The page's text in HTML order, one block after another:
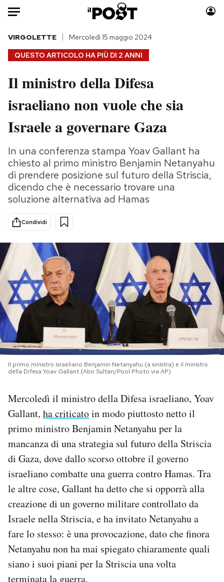
Auto
HOME
Italia
Politica
Tecnologia
Scienza
Cultura
Economia
Sport
Moda
Consumismi
Storie/Idee
Media
Europa
Altrecose
Mondiali calcio 2026
PODCAST
NEWSLETTER
I MIEI PREFERITI
SHOP
CALENDARIO
AREA PERSONALE
Area Personale
Newsletter
Notifiche mobile
Regala il Post
QUESTO ARTICOLO HA PIÙ DI 2 ANNI
VIRGOLETTE Mercoledì 15 maggio 2024
Il ministro della Difesa
israeliano non vuole che sia
Israele a governare Gaza
In una conferenza stampa Yoav Gallant ha
chiesto al primo ministro Benjamin Netanyahu
di prendere posizione sul futuro della Striscia,
dicendo che è necessario trovare una
soluzione alternativa ad Hamas
Condividi
Il primo ministro israeliano Benjamin Netanyahu (a sinistra) e il ministro
della Difesa Yoav Gallant (Abir Sultan/Pool Photo via AP)
Mercoledì il ministro della Difesa israeliano, Yoav
Gallant, ha criticatoin modo piuttosto netto il
primo ministro Benjamin Netanyahu per la
mancanza di una strategia sul futuro della Striscia
di Gaza, dove dallo scorso ottobre il governo
israeliano combatte una guerra contro Hamas. Tra
le altre cose, Gallant ha detto che si opporrà alla
creazione di un governo militare controllato da
Israele nella Striscia, e ha invitato Netanyahu a
fare lo stesso: è una provocazione, dato che finora
Netanyahu non ha mai spiegato chiaramente quali
siano i suoi piani per la Striscia una volta
terminata la guerra.